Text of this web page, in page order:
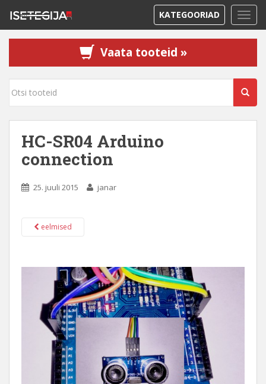
KATEGOORIAD
Vaata tooteid »
HC-SR04 Arduino
connection
25. juuli 2015 janar
eelmised